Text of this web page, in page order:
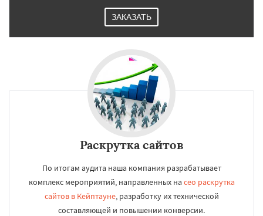
ЗАКАЗАТЬ
Раскрутка сайтов
По итогам аудита наша компания разрабатывает
комплекс мероприятий, направленных на сео раскрутка
сайтов в Кейптауне, разработку их технической
составляющей и повышении конверсии.